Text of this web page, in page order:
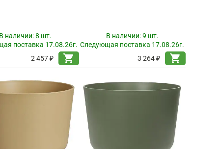
наличии:8 шт.
поставка 17.08.26г.
2 457 ₽
shopping_cart
В наличии:9 шт.
Следующая поставка 17.08.26г.
3 264 ₽
shopping_cart